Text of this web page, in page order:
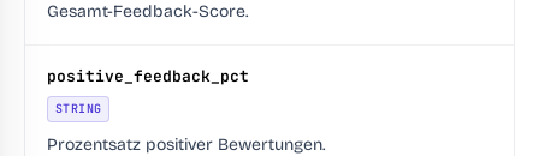
Gesamt-Feedback-Score.
positive_feedback_pct
STRING
Prozentsatz positiver Bewertungen.